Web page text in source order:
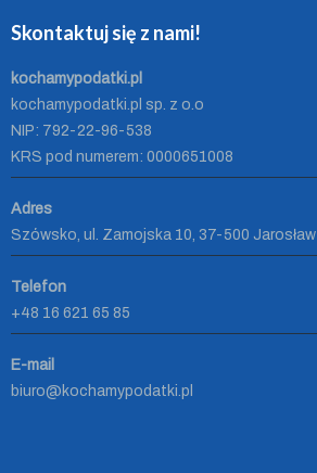
Skontaktuj się z nami!
kochamypodatki.pl
kochamypodatki.pl sp. z o.o
NIP: 792-22-96-538
KRS pod numerem: 0000651008
Adres
Szówsko, ul. Zamojska 10, 37-500 Jarosław
Telefon
+48 16 621 65 85
E-mail
biuro@kochamypodatki.pl